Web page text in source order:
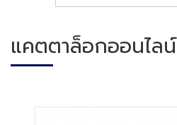
แคตตาล็อกออนไลน์